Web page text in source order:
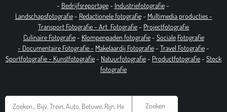
- Bedrijfsreportage- Industriefotografie-
Landschapsfotografie- Redactionele fotografie- Multimedia producties -
Transport Fotografie - Art Fotografie- Projectfotografie
Culinaire Fotografie- Klompenpaden fotografie- Sociale Fotografie
- Documentaire Fotografie- Makelaardij Fotografie- Travel Fotografie-
Sportfotografie - Kunstfotografie- Natuurfotografie- Productfotografie- Stock
fotografie
Zoeken